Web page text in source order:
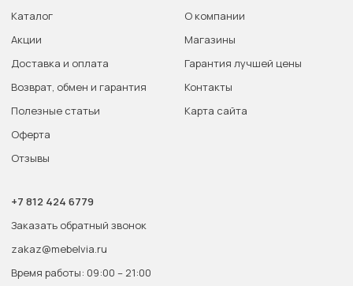
Каталог
Акции
Доставка и оплата
Возврат, обмен и гарантия
Полезные статьи
Оферта
Отзывы
О компании
Магазины
Гарантия лучшей цены
Контакты
Карта сайта
+7 812 424 6779
Заказать обратный звонок
zakaz@mebelvia.ru
Время работы: 09:00 – 21:00